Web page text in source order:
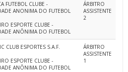
FUTEBOL CLUBE -
ANONIMA DO FUTEBOL
ESPORTE CLUBE -
ANÔNIMA DO FUTEBOL
ÁRBITRO
ASSISTENTE
2
CLUB ESPORTES S.A.F.
ESPORTE CLUBE -
ANÔNIMA DO FUTEBOL
ÁRBITRO
ASSISTENTE
1